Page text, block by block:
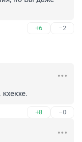
+6 –2
+8 –0